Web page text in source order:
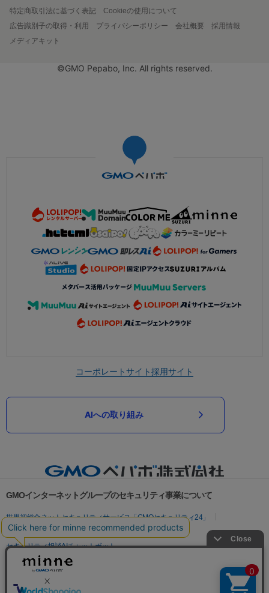
特定商取引法に基づく表記
Cookieの使用について
広告識別子の取得・利用
プライバシーポリシー 会社概要
採用情報
メディアキット
©GMO Pepabo, Inc. All rights reserved.
コーポレートサイト採用サイト
AIへの取り組み
GMOインターネットグループのセキュリティ事業について
世界初総合ネットセキュリティサービス「GMOセキュリティ24」
パスワード漏洩診断
Webサイトリスク診断
セキュリティ相談AIチャットボット
実在証明・盗聴対策
サイバー攻撃対策（GMO Flatt Security）